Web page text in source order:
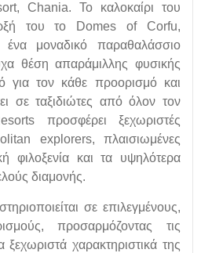
Chania. Το καλοκαίρι του
του το Domes of Corfu,
μοναδικό παραθαλάσσιο
θέση απαράμιλλης φυσικής
για τον κάθε προορισμό και
σε ταξιδιώτες από όλον τον
προσφέρει ξεχωριστές
explorers, πλαισιωμένες
φιλοξενία και τα υψηλότερα
διαμονής.
σε επιλεγμένους,
προσαρμόζοντας τις
ξεχωριστά χαρακτηριστικά της